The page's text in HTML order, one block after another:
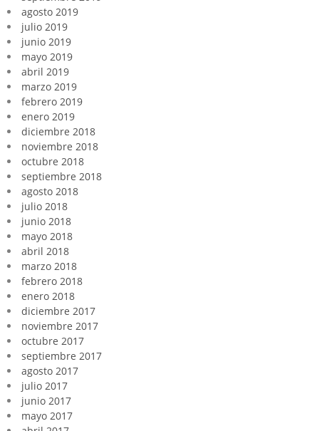
agosto 2019
julio 2019
junio 2019
mayo 2019
abril 2019
marzo 2019
febrero 2019
enero 2019
diciembre 2018
noviembre 2018
octubre 2018
septiembre 2018
agosto 2018
julio 2018
junio 2018
mayo 2018
abril 2018
marzo 2018
febrero 2018
enero 2018
diciembre 2017
noviembre 2017
octubre 2017
septiembre 2017
agosto 2017
julio 2017
junio 2017
mayo 2017